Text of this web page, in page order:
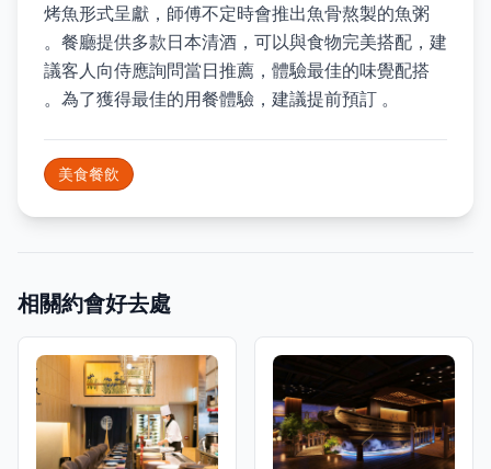
烤魚形式呈獻，師傅不定時會推出魚骨熬製的魚粥
。餐廳提供多款日本清酒，可以與食物完美搭配，建
議客人向侍應詢問當日推薦，體驗最佳的味覺配搭
。為了獲得最佳的用餐體驗，建議提前預訂 。
美食餐飲
相關約會好去處